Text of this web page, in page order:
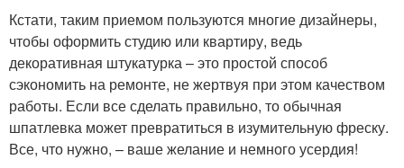
Кстати, таким приемом пользуются многие дизайнеры,
чтобы оформить студию или квартиру, ведь
декоративная штукатурка – это простой способ
сэкономить на ремонте, не жертвуя при этом качеством
работы. Если все сделать правильно, то обычная
шпатлевка может превратиться в изумительную фреску.
Все, что нужно, – ваше желание и немного усердия!